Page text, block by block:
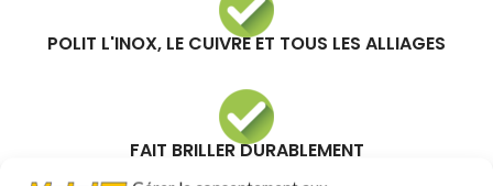
POLIT L'INOX, LE CUIVRE ET TOUS LES ALLIAGES
FAIT BRILLER DURABLEMENT